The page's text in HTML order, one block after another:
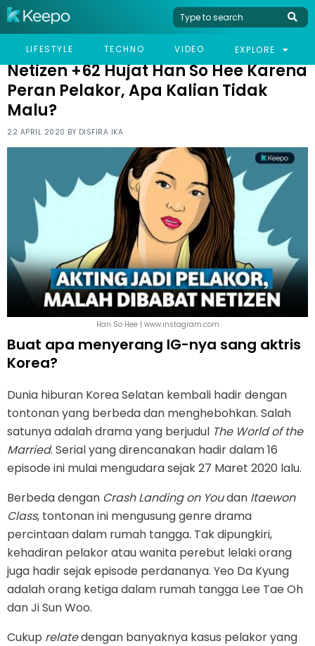
LIFESTYLE TECHNO VIDEO EXPLORE
HOME CELEB
NETIZEN +62 HUJAT HAN SO HEE KARENA PERAN PELAKOR, APA
Netizen +62 Hujat Han So Hee Karena
Peran Pelakor, Apa Kalian Tidak
Malu?
22 APRIL 2020 BY DISFIRA IKA
Han So Hee | www.instagram.com
Buat apa menyerang IG-nya sang aktris
Korea?
Dunia hiburan Korea Selatan kembali hadir dengan
tontonan yang berbeda dan menghebohkan. Salah
satunya adalah drama yang berjudul The World of the
Married. Serial yang direncanakan hadir dalam 16
episode ini mulai mengudara sejak 27 Maret 2020 lalu.
Berbeda dengan Crash Landing on Youdan Itaewon
Class, tontonan ini mengusung genre drama
percintaan dalam rumah tangga. Tak dipungkiri,
kehadiran pelakor atau wanita perebut lelaki orang
juga hadir sejak episode perdananya. Yeo Da Kyung
adalah orang ketiga dalam rumah tangga Lee Tae Oh
dan Ji Sun Woo.
Cukup relatedengan banyaknya kasus pelakor yang